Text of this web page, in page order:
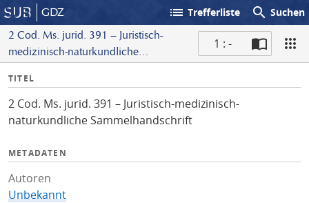
GDZ list Trefferliste search Suchen
2 Cod. Ms. jurid. 391 – Juristisch-
medizinisch-naturkundliche
1 : -
I
f
o
TITEL
2 Cod. Ms. jurid. 391 – Juristisch-medizinisch-
naturkundliche Sammelhandschrift
METADATEN
Autoren
Unbekannt